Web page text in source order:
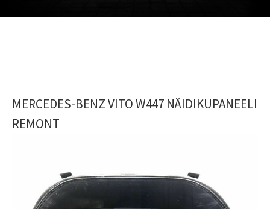
MERCEDES-BENZ VITO W447 NÄIDIKUPANEELI
REMONT